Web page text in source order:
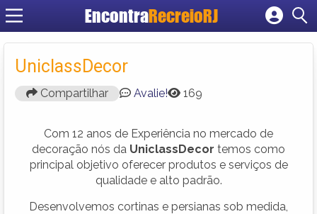
EncontraRecreioRJ
Cadastrar empresa
UniclassDecor
Compartilhar Avalie! 169
Com 12 anos de Experiência no mercado de
decoração nós da UniclassDecor temos como
principal objetivo oferecer produtos e serviços de
qualidade e alto padrão.
Desenvolvemos cortinas e persianas sob medida,